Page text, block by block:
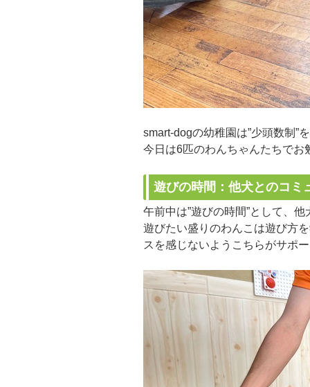
smart-dogの幼稚園は”少頭数制”
今日は6匹のわんちゃんたちでお
遊びの時間：他犬とのコミ
午前中は”遊びの時間”として、
遊びたい盛りのわんこは遊び方
スを感じないようこちらがサポ